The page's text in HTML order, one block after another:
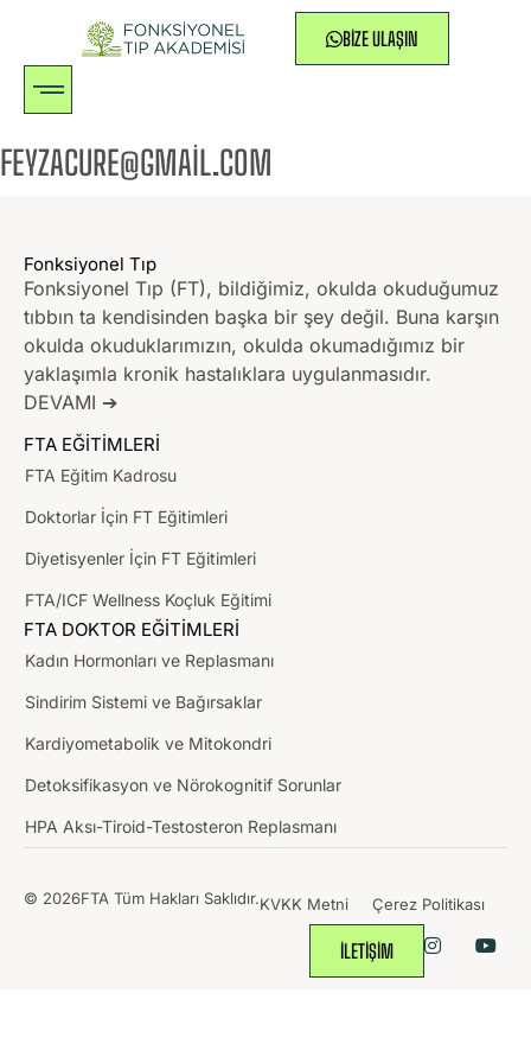
BIZE ULAŞIN
FEYZACURE@GMAIL.COM
Fonksiyonel Tıp
Fonksiyonel Tıp (FT), bildiğimiz, okulda okuduğumuz
tıbbın ta kendisinden başka bir şey değil. Buna karşın
okulda okuduklarımızın, okulda okumadığımız bir
yaklaşımla kronik hastalıklara uygulanmasıdır.
DEVAMI ➔
FTA EĞİTİMLERİ
FTA Eğitim Kadrosu
Doktorlar İçin FT Eğitimleri
Diyetisyenler İçin FT Eğitimleri
FTA/ICF Wellness Koçluk Eğitimi
FTA DOKTOR EĞİTİMLERİ
Kadın Hormonları ve Replasmanı
Sindirim Sistemi ve Bağırsaklar
Kardiyometabolik ve Mitokondri
Detoksifikasyon ve Nörokognitif Sorunlar
HPA Aksı-Tiroid-Testosteron Replasmanı
© 2026FTA Tüm Hakları Saklıdır.KVKK Metni Çerez Politikası
İLETİŞİM